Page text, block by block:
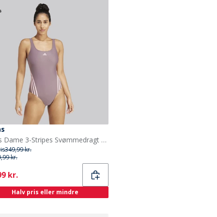
adidas Dame 3-Stripes Svømmedragt Shadow Fig/Pink Spark
349,99 kr.
kr.
kr.
Halv pris eller mindre